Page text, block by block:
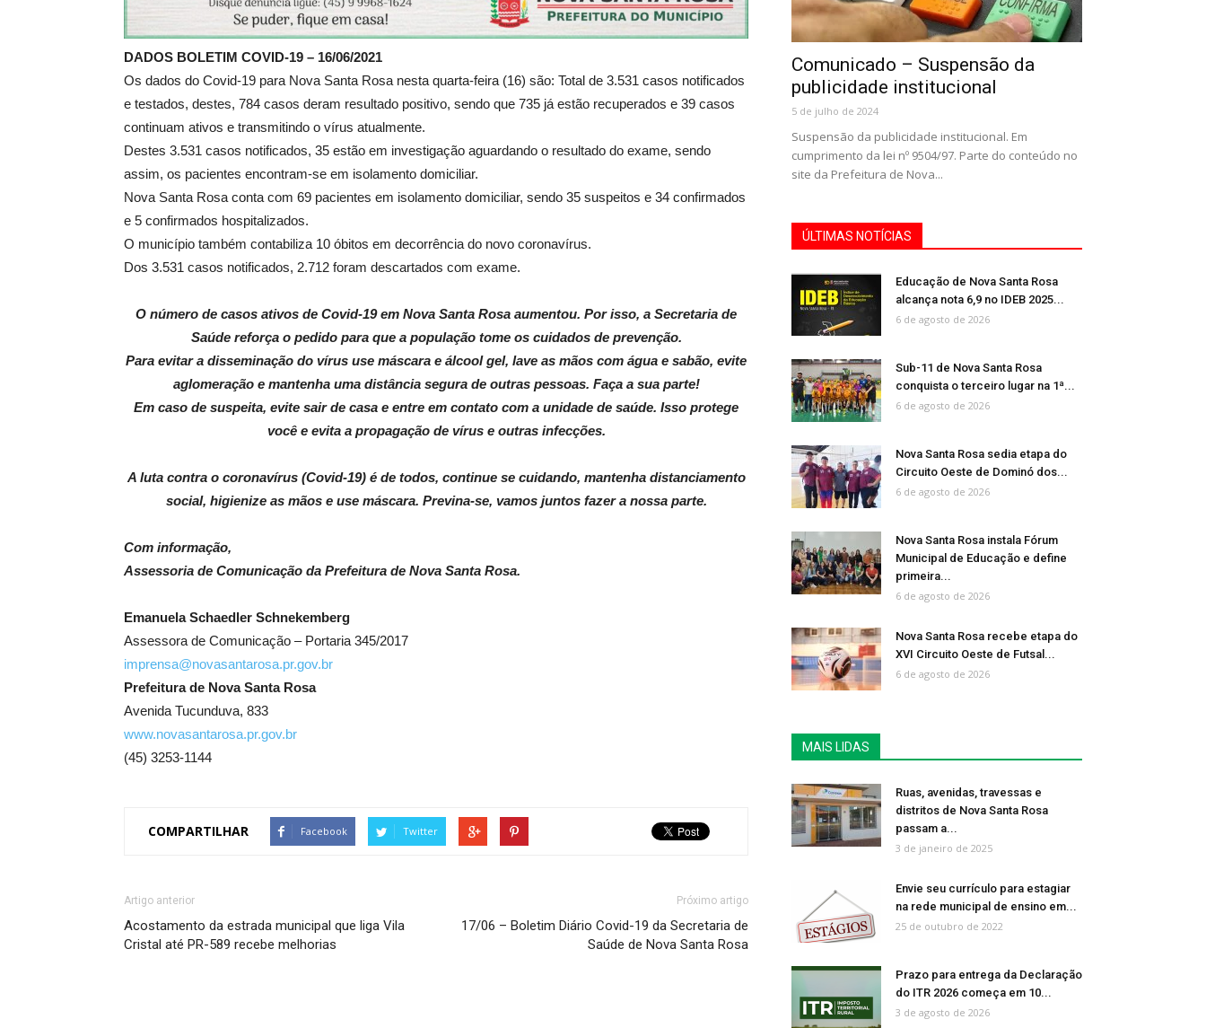
DADOS BOLETIM COVID-19 – 16/06/2021
Os dados do Covid-19 para Nova Santa Rosa nesta quarta-feira (16) são: Total de 3.531 casos notificados
e testados, destes, 784 casos deram resultado positivo, sendo que 735 já estão recuperados e 39 casos
continuam ativos e transmitindo o vírus atualmente.
Destes 3.531 casos notificados, 35 estão em investigação aguardando o resultado do exame, sendo
assim, os pacientes encontram-se em isolamento domiciliar.
Nova Santa Rosa conta com 69 pacientes em isolamento domiciliar, sendo 35 suspeitos e 34 confirmados
e 5 confirmados hospitalizados.
O município também contabiliza 10 óbitos em decorrência do novo coronavírus.
Dos 3.531 casos notificados, 2.712 foram descartados com exame.
O número de casos ativos de Covid-19 em Nova Santa Rosa aumentou. Por isso, a Secretaria de
Saúde reforça o pedido para que a população tome os cuidados de prevenção.
Para evitar a disseminação do vírus use máscara e álcool gel, lave as mãos com água e sabão, evite
aglomeração e mantenha uma distância segura de outras pessoas. Faça a sua parte!
Em caso de suspeita, evite sair de casa e entre em contato com a unidade de saúde. Isso protege
você e evita a propagação de vírus e outras infecções.
A luta contra o coronavírus (Covid-19) é de todos, continue se cuidando, mantenha distanciamento
social, higienize as mãos e use máscara. Previna-se, vamos juntos fazer a nossa parte.
Com informação,
Assessoria de Comunicação da Prefeitura de Nova Santa Rosa.
Emanuela Schaedler Schnekemberg
Assessora de Comunicação – Portaria 345/2017
imprensa@novasantarosa.pr.gov.br
Prefeitura de Nova Santa Rosa
Avenida Tucunduva, 833
www.novasantarosa.pr.gov.br
(45) 3253-1144
COMPARTILHAR Facebook Twitter
Artigo anterior
Acostamento da estrada municipal que liga Vila
Cristal até PR-589 recebe melhorias
Próximo artigo
17/06 – Boletim Diário Covid-19 da Secretaria de
Saúde de Nova Santa Rosa
Comunicado – Suspensão da
publicidade institucional
5 de julho de 2024
Suspensão da publicidade institucional. Em
cumprimento da lei nº 9504/97. Parte do conteúdo no
site da Prefeitura de Nova...
ÚLTIMAS NOTÍCIAS
Educação de Nova Santa Rosa
alcança nota 6,9 no IDEB 2025...
6 de agosto de 2026
Sub-11 de Nova Santa Rosa
conquista o terceiro lugar na 1ª...
6 de agosto de 2026
Nova Santa Rosa sedia etapa do
Circuito Oeste de Dominó dos...
6 de agosto de 2026
Nova Santa Rosa instala Fórum
Municipal de Educação e define
primeira...
6 de agosto de 2026
Nova Santa Rosa recebe etapa do
XVI Circuito Oeste de Futsal...
6 de agosto de 2026
MAIS LIDAS
Ruas, avenidas, travessas e
distritos de Nova Santa Rosa
passam a...
3 de janeiro de 2025
Envie seu currículo para estagiar
na rede municipal de ensino em...
25 de outubro de 2022
Prazo para entrega da Declaração
do ITR 2026 começa em 10...
3 de agosto de 2026